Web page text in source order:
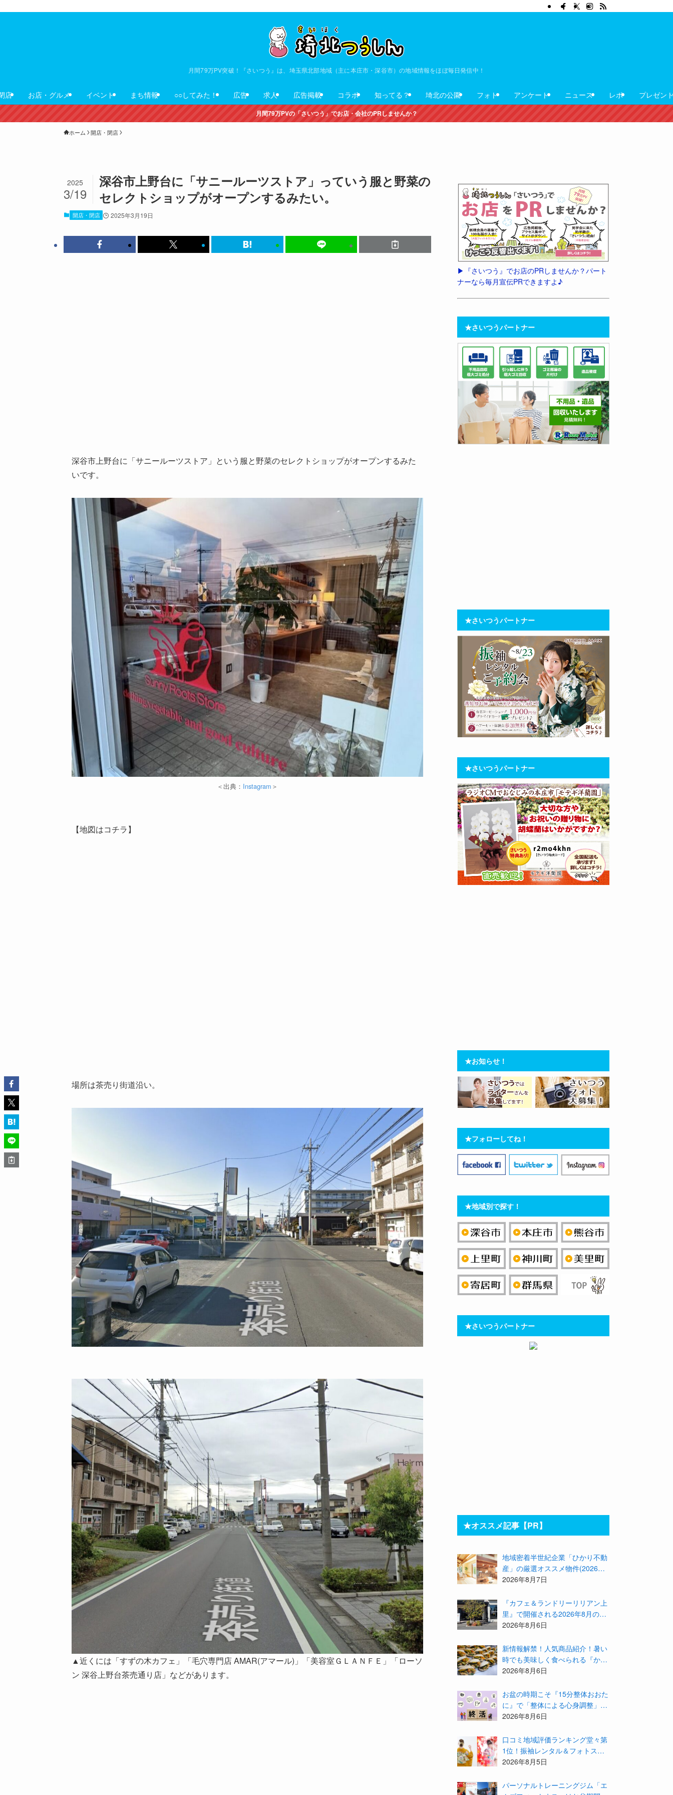
月間79万PV突破！『さいつう』は、埼玉県北部地域（主に本庄市・深谷市）の地域情報をほぼ毎日発信中！
店 お店・グルメ イベント まち情報 ○○してみた！ 広告 求人 広告掲載 コラボ 知ってる？ 埼北の公園 フォト アンケート ニュース レポ プレゼン
月間79万PVの「さいつう」でお店・会社のPRしませんか？
ホーム 開店・閉店
深谷市上野台に「サニールーツストア」っていう服と野菜の
セレクトショップがオープンするみたい。
2025
3/19
開店・閉店 2025年3月19日
深谷市上野台に「サニールーツストア」という服と野菜のセレクトショップがオープンするみた
いです。
＜出典： Instagram ＞
【地図はコチラ】
場所は茶売り街道沿い。
▲近くには「すずの木カフェ」「毛穴専門店 AMAR(アマール)」「美容室ＧＬＡＮＦＥ」「ローソ
ン 深谷上野台茶売通り店」などがあります。
▶︎『さいつう』でお店のPRしませんか？パート
ナーなら毎月宣伝PRできますよ♪
★さいつうパートナー
★さいつうパートナー
★さいつうパートナー
★お知らせ！
★フォローしてね！
★地域別で探す！
★さいつうパートナー
★オススメ記事【PR】
地域密着半世紀企業「ひかり不動
産」の厳選オススメ物件(2026年8
月)をご紹介！参加費無料『”木の
受付中！
2026年8月7日
『カフェ＆ランドリーリリアン上
里』で開催される2026年8月のイ
ベント等をまとめてご紹介！
2026年8月6日
新情報解禁！人気商品紹介！暑い
時でも美味しく食べられる『かず
みんち』の身体に優しい天然酵母
2026年8月6日
お盆の時期こそ『15分整体おおた
に』で「整体による心身調整」と
「アドバイザーによる身辺整理の
2026年8月6日
⼝コミ地域評価ランキング堂々第
1位！振袖レンタル＆フォトスタ
ジオ「スタジオマックス」がお得
ン』を開催中！
2026年8月5日
パーソナルトレーニングジム「エ